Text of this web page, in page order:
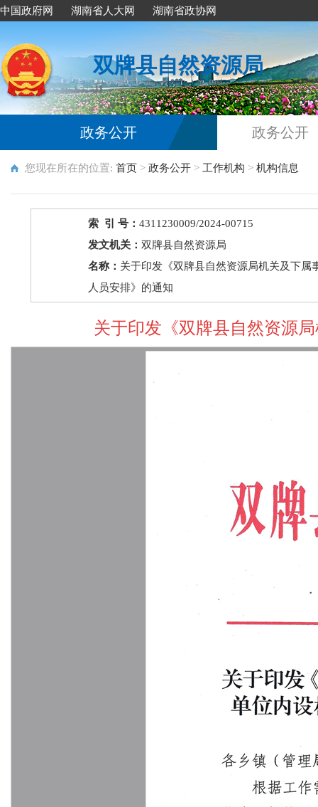
中国政府网 湖南省人大网 湖南省政协网
双牌县自然资源局
政务公开 政务公开
您现在所在的位置: 首页 > 政务公开 > 工作机构 > 机构信息
索 引 号：4311230009/2024-00715
发文机关：双牌县自然资源局
名称： 关于印发《双牌县自然资源局机关及下属
人员安排》的通知
关于印发《双牌县自然资源